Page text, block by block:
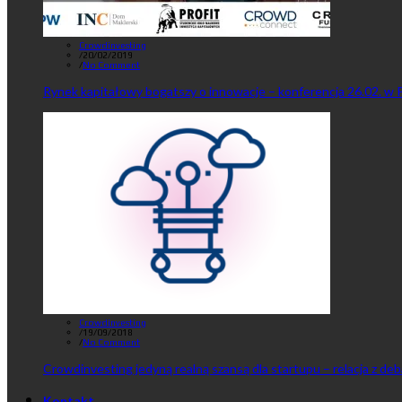
Crowdinvesting
/20/02/2019
/No Comment
Rynek kapitałowy bogatszy o innowacje – konferencja 26.02. w
Crowdinvesting
/19/09/2018
/No Comment
Crowdinvesting jedyną realną szansą dla startupu – relacja z